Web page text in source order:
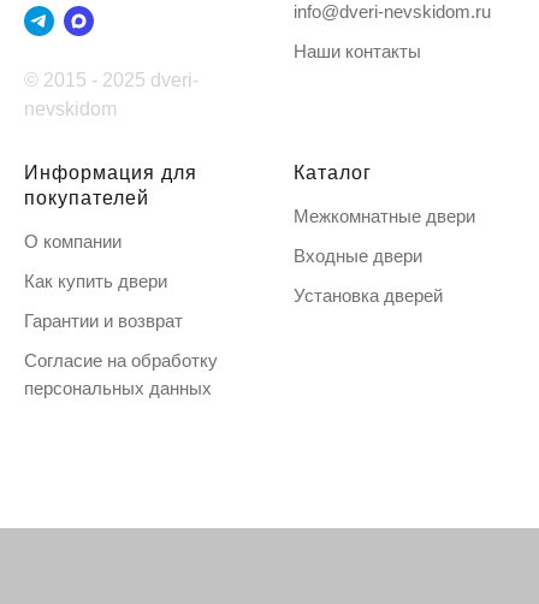
© 2015 - 2025 dveri-
nevskidom
info@dveri-nevskidom.ru
Наши контакты
Информация для
покупателей
О компании
Как купить двери
Гарантии и возврат
Согласие на обработку
персональных данных
Каталог
Межкомнатные двери
Входные двери
Установка дверей